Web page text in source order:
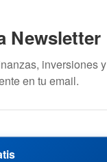
Newsletter
inversiones y
en tu email.